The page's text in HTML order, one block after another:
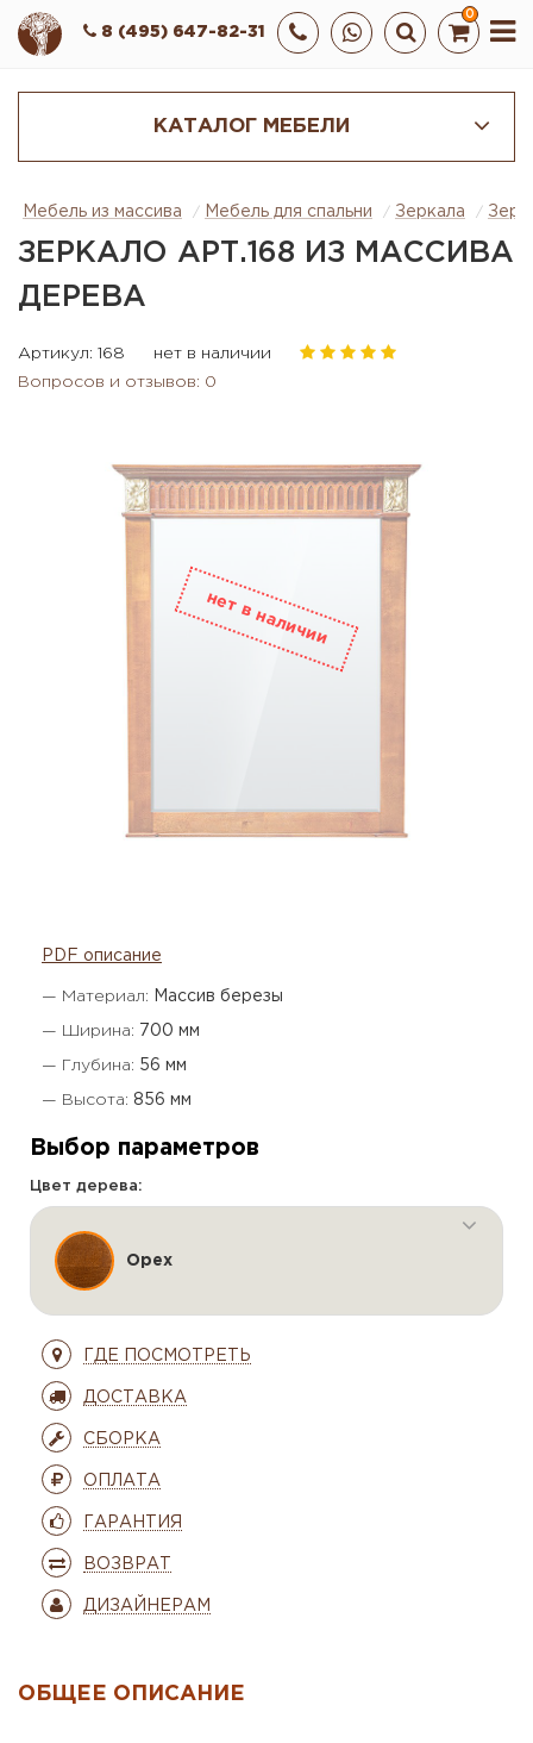
0
8 (495) 647-82-31
КАТАЛОГ МЕБЕЛИ
Мебель из массива Мебель для спальни Зеркала
ЗЕРКАЛО АРТ.168 ИЗ МАССИВА
ДЕРЕВА
Артикул: 168
нет в наличии
Вопросов и отзывов: 0
PDF описание
— Материал: Массив березы
— Ширина: 700 мм
— Глубина: 56 мм
— Высота: 856 мм
Выбор параметров
Цвет дерева:
Орех
ГДЕ ПОСМОТРЕТЬ
ДОСТАВКА
СБОРКА
ОПЛАТА
ГАРАНТИЯ
ВОЗВРАТ
ДИЗАЙНЕРАМ
ОБЩЕЕ ОПИСАНИЕ